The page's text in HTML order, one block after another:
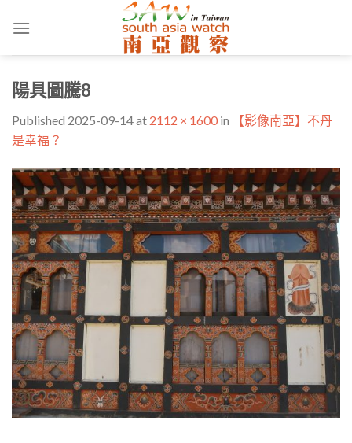
陽具圖騰8
Published 2025-09-14at 2112 × 1600 in
【影像南亞】不丹
是幸福？